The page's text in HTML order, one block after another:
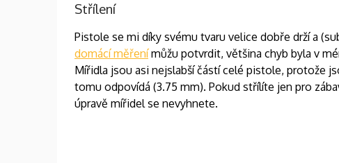
Střílení
Pistole se mi díky svému tvaru velice dobře drží a
domácí měřenímůžu potvrdit, většina chyb byla v
Mířidla jsou asi nejslabší částí celé pistole, protože
tomu odpovídá (3.75 mm). Pokud střílíte jen pro
úpravě mířidel se nevyhnete.